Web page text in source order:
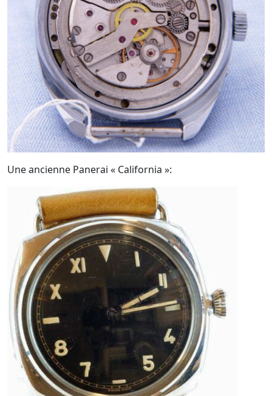
Une ancienne Panerai « California »: